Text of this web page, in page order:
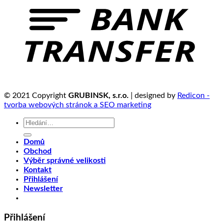
© 2021 Copyright GRUBINSK, s.r.o. | designed by Redicon -
tvorba webových stránok a SEO marketing
Hledat:
Domů
Obchod
Výběr správné velikosti
Kontakt
Přihlášení
Newsletter
Přihlášení